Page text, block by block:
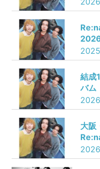
リー
結成
バム
堂フ
ク「
オ
大阪
収録
ソン